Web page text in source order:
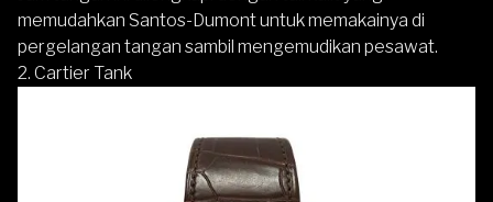
memudahkan Santos-Dumont untuk memakainya di
pergelangan tangan sambil mengemudikan pesawat.
2. Cartier Tank